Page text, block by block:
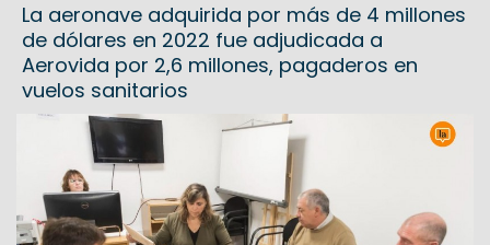
La aeronave adquirida por más de 4 millones
de dólares en 2022 fue adjudicada a
Aerovida por 2,6 millones, pagaderos en
vuelos sanitarios